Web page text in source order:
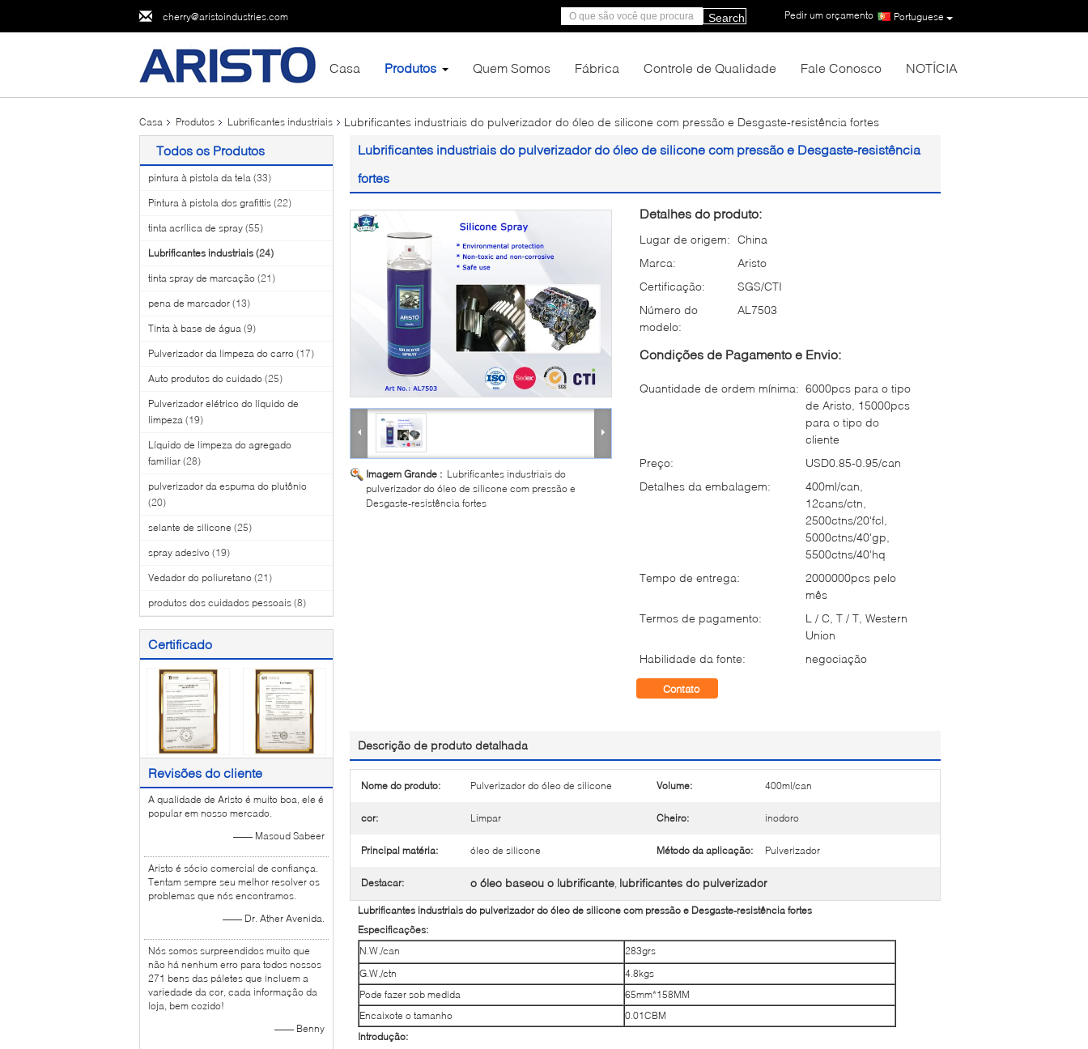
cherry@aristoindustries.com Portuguese
Pedir um orçamento |
Search
Casa Produtos Quem Somos Fábrica Controle de Qualidade Fale Conosco NOTÍCIA
Casa Produtos Lubrificantes industriais Lubrificantes industriais do pulverizador do óleo de silicone com pressão e Desgaste-resistência fortes
Todos os Produtos
pintura à pistola da tela (33)
Pintura à pistola dos grafittis (22)
tinta acrílica de spray (55)
Lubrificantes industriais (24)
tinta spray de marcação (21)
pena de marcador (13)
Tinta à base de água (9)
Pulverizador da limpeza do carro (17)
Auto produtos do cuidado (25)
Pulverizador elétrico do líquido de
limpeza (19)
Líquido de limpeza do agregado
familiar (28)
pulverizador da espuma do plutônio
(20)
selante de silicone (25)
spray adesivo (19)
Vedador do poliuretano (21)
produtos dos cuidados pessoais (8)
Certificado
Revisões do cliente
A qualidade de Aristo é muito boa, ele é
popular em nosso mercado.
—— Masoud Sabeer
Aristo é sócio comercial de confiança.
Tentam sempre seu melhor resolver os
problemas que nós encontramos.
—— Dr. Ather Avenida.
Nós somos surpreendidos muito que
não há nenhum erro para todos nossos
271 bens das páletes que incluem a
variedade da cor, cada informação da
loja, bem cozido!
—— Benny
Lubrificantes industriais do pulverizador do óleo de silicone com pressão e Desgaste-resistência
fortes
Imagem Grande : Lubrificantes industriais do
pulverizador do óleo de silicone com pressão e
Desgaste-resistência fortes
Detalhes do produto:
Lugar de origem: China
Marca:
Aristo
Certificação:
SGS/CTI
Número do
modelo:
AL7503
Condições de Pagamento e Envio:
Quantidade de ordem mínima: 6000pcs para o tipo
de Aristo, 15000pcs
para o tipo do
cliente
Preço:
USD0.85-0.95/can
Detalhes da embalagem:
400ml/can,
12cans/ctn,
2500ctns/20'fcl,
5000ctns/40'gp,
5500ctns/40'hq
Tempo de entrega:
2000000pcs pelo
mês
Termos de pagamento:
L / C, T / T, Western
Union
Habilidade da fonte:
negociação
Contato
Descrição de produto detalhada
Nome do produto: Pulverizador do óleo de silicone Volume: 400ml/can
cor: Limpar Cheiro: inodoro
Principal matéria: óleo de silicone Método da aplicação: Pulverizador
Destacar: o óleo baseou o lubrificante, lubrificantes do pulverizador
Lubrificantes industriais do pulverizador do óleo de silicone com pressão e Desgaste-resistência fortes
Especificações:
N.W./can
283grs
G.W./ctn
4.8kgs
Pode fazer sob medida
65mm*158MM
Encaixote o tamanho
0.01CBM
Introdução: